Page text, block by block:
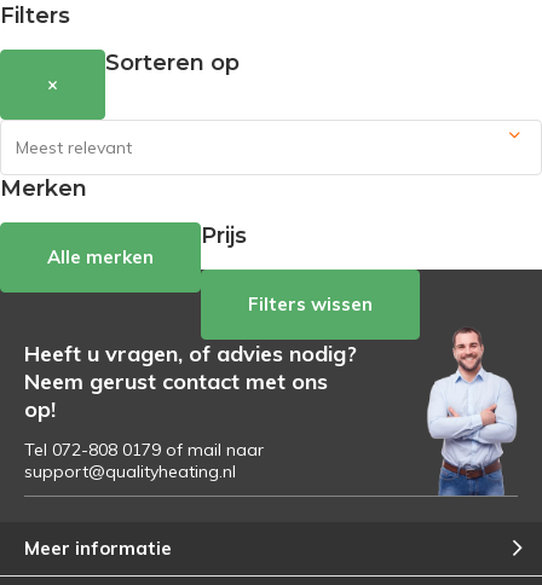
Filters
×
Sorteren op
Merken
Alle merken
Prijs
Filters wissen
Heeft u vragen, of advies nodig?
Neem gerust contact met ons
op!
Tel 072-808 0179 of mail naar
support@qualityheating.nl
Meer informatie